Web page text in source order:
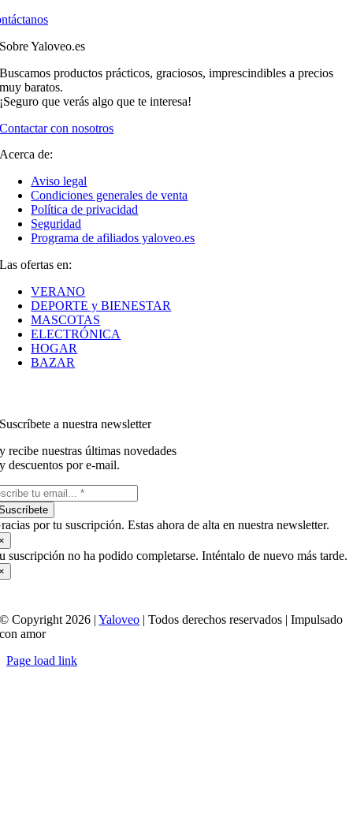
Sobre Yaloveo.es
Buscamos productos prácticos, graciosos, imprescindibles a precios
muy baratos.
¡Seguro que verás algo que te interesa!
Contactar con nosotros
Acerca de:
Aviso legal
Condiciones generales de venta
Política de privacidad
Seguridad
Programa de afiliados yaloveo.es
Las ofertas en:
VERANO
DEPORTE y BIENESTAR
MASCOTAS
ELECTRÓNICA
HOGAR
BAZAR
Suscríbete a nuestra newsletter
y recibe nuestras últimas novedades
y descuentos por e-mail.
por tu suscripción. Estas ahora de alta en nuestra newsletter.
suscripción no ha podido completarse. Inténtalo de nuevo más tarde.
© Copyright 2026 |Yaloveo | Todos derechos reservados | Impulsado
con amor
Page load link